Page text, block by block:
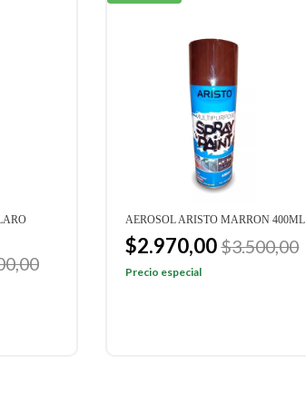
AEROSOL ARISTO MARRON 400ML
$2.970,00$3.500,00
Precio especial